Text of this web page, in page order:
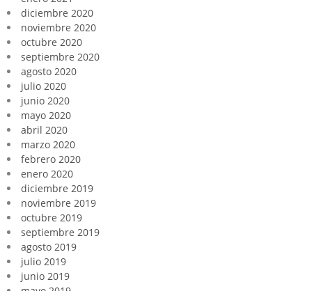
diciembre 2020
noviembre 2020
octubre 2020
septiembre 2020
agosto 2020
julio 2020
junio 2020
mayo 2020
abril 2020
marzo 2020
febrero 2020
enero 2020
diciembre 2019
noviembre 2019
octubre 2019
septiembre 2019
agosto 2019
julio 2019
junio 2019